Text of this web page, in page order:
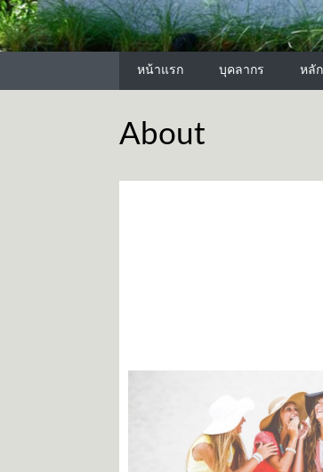
หน้าแรก บุคลากร หลั
About